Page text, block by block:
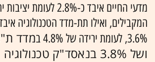
מדעי החיים איבד כ-2.8%
המקבילים, ואילו תת-מדד הטכנולוגיה
3.6%, לעומת ירידה של 4.8% ב
מדד
ושל 3.8% בנאסד"ק טכנולוגיה